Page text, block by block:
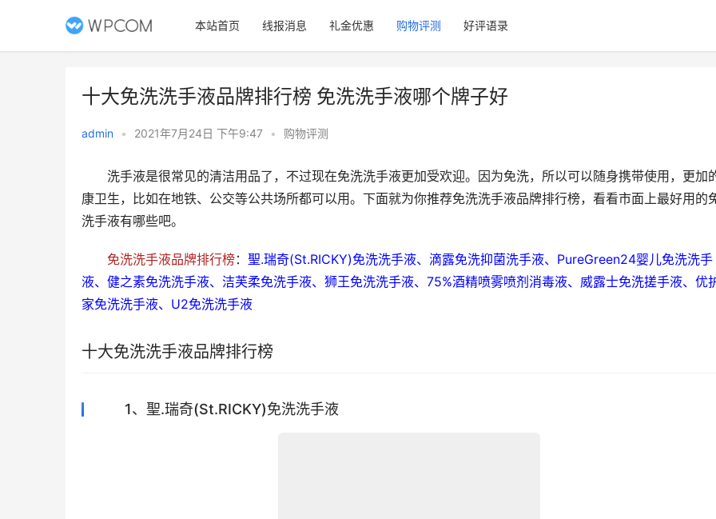
本站首页 线报消息 礼金优惠 购物评测 好评语录
​十大免洗洗手液品牌排行榜 免洗洗手液哪个牌子好
admin • 2021年7月24日 下午9:47 • 购物评测
洗手液是很常见的清洁用品了，不过现在免洗洗手液更加受欢迎。因为免洗，所以可以随身携带使用，更加
康卫生，比如在地铁、公交等公共场所都可以用。下面就为你推荐免洗洗手液品牌排行榜，看看市面上最好用的
洗手液有哪些吧。
免洗洗手液品牌排行榜： 聖.瑞奇(St.RICKY)免洗洗手液、滴露免洗抑菌洗手液、PureGreen24婴儿免洗洗手
液、健之素免洗洗手液、洁芙柔免洗手液、狮王免洗洗手液、75%酒精喷雾喷剂消毒液、威露士免洗搓手液、优
家免洗洗手液、U2免洗洗手液
十大免洗洗手液品牌排行榜
1、聖.瑞奇(St.RICKY)免洗洗手液